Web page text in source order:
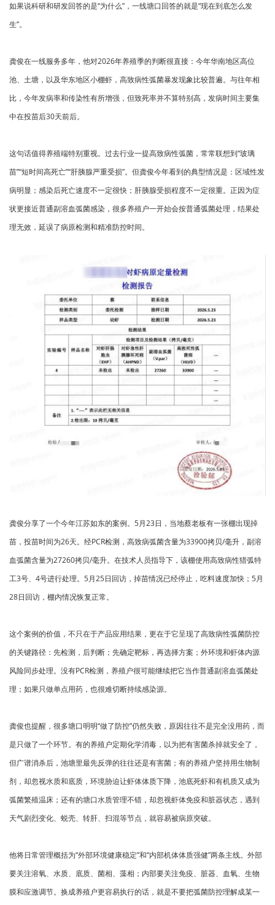
如果说科研和研发回答的是“为什么”，一线塘口回答的就是“现在到底怎么发
生”。
龚俊在一线服务多年，他对2026年养殖季的判断很直接：今年华南地区高位
池、土塘，以及华东地区小棚虾，高致病性弧菌暴发现象比较普遍。与往年相
比，今年发病率和传染性有所增强，但致死率并不算特别高，发病时间主要集
中在投苗后30天前后。
这句话值得养殖端特别重视。过去行业一提高致病性弧菌，常常联想到“玻璃
苗”“短时间高死亡”“肝胰腺严重受损”。但龚俊今年看到的典型情况是：区域性发
病明显；感染后死亡速度不一定很快；肝胰腺受损程度不一定很重。正因为症
状更接近普通副溶血弧菌感染，很多养殖户一开始会按普通弧菌处理，结果处
理无效，延误了病原检测和精准防控时间。
龚俊分享了一个今年江苏如东的案例。5月23日，当地蔡老板有一张棚出现掉
苗，投苗时间为26天。经PCR检测，高致病弧菌含量为33900拷贝/毫升，副溶
血弧菌含量为27260拷贝/毫升。在技术人员指导下，该棚使用高致病性猎弧特
工3号、4号进行处理。5月25日回访，掉苗情况已经停止，吃料速度加快；5月
28日回访，棚内情况恢复正常。
这个案例的价值，不只在于产品应用结果，更在于它呈现了高致病性弧菌防控
的关键路径：先检测，后判断；先确定靶标，再选择方案；外环境和虾体内源
风险同步处理。没有PCR检测，养殖户很可能继续把它当作普通副溶血弧菌处
理；如果只做单点用药，也很难切断持续感染源。
龚俊也提醒，很多塘口明明“做了防控”仍然失败，原因往往不是完全没用药，而
是只做了一个环节。有的养殖户定期化学消毒，以为把有害菌杀掉就安全了，
但广谱消杀后，池塘里最先反弹的往往还是有害菌；有的养殖户坚持用生物制
剂，却忽视水质和底质，环境胁迫让虾体体质下降，池底死虾和有机质又成为
弧菌繁殖温床；还有的塘口水质管理不错，却忽视虾体免疫和脏器状态，遇到
天气剧烈变化、蜕壳、转肝、扫混等节点，就容易被病原突破。
他将日常管理概括为“外部环境健康稳定”和“内部机体体质强健”两条主线。外部
要关注溶氧、水质、底质、菌相、藻相；内部要关注免疫、脏器、血氧、生物
膜和应激调节。换成养殖户更容易执行的话，就是不要把弧菌防控理解成某一